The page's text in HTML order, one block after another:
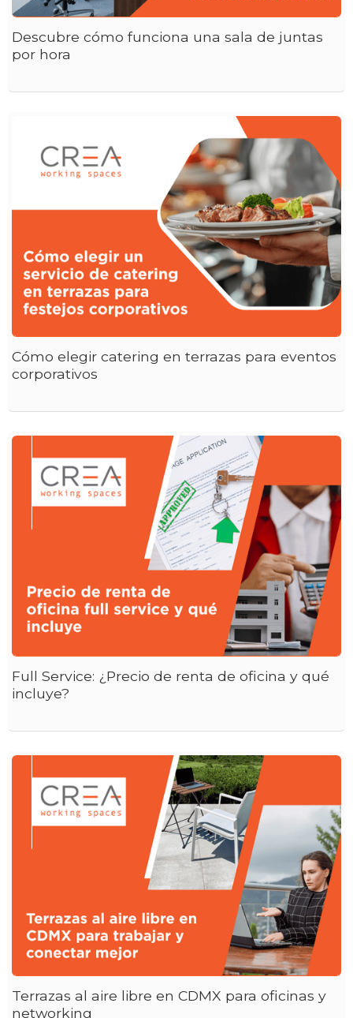
Descubre cómo funciona una sala de juntas
por hora
Cómo elegir catering en terrazas para eventos
corporativos
Full Service: ¿Precio de renta de oficina y qué
incluye?
Terrazas al aire libre en CDMX para oficinas y
networking